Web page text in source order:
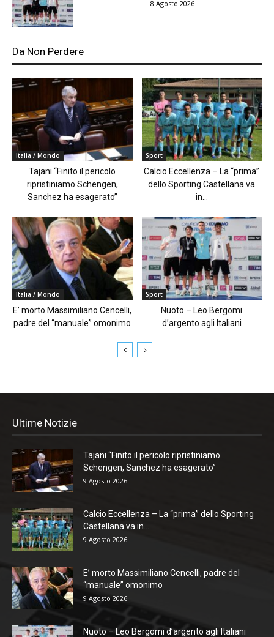
8 Agosto 2026
Da Non Perdere
Italia / Mondo
Tajani “Finito il pericolo
ripristiniamo Schengen,
Sanchez ha esagerato”
Sport
Calcio Eccellenza – La “prima”
dello Sporting Castellana va
in...
Italia / Mondo
E’ morto Massimiliano Cencelli,
padre del “manuale” omonimo
Sport
Nuoto – Leo Bergomi
d’argento agli Italiani
Ultime Notizie
Tajani “Finito il pericolo ripristiniamo
Schengen, Sanchez ha esagerato”
9 Agosto 2026
Calcio Eccellenza – La “prima” dello Sporting
Castellana va in...
9 Agosto 2026
E’ morto Massimiliano Cencelli, padre del
“manuale” omonimo
9 Agosto 2026
Nuoto – Leo Bergomi d’argento agli Italiani